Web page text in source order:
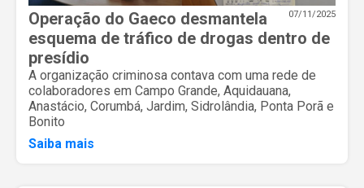
07/11/2025
Operação do Gaeco desmantela
esquema de tráfico de drogas dentro de
presídio
A organização criminosa contava com uma rede de
colaboradores em Campo Grande, Aquidauana,
Anastácio, Corumbá, Jardim, Sidrolândia, Ponta Porã e
Bonito
Saiba mais